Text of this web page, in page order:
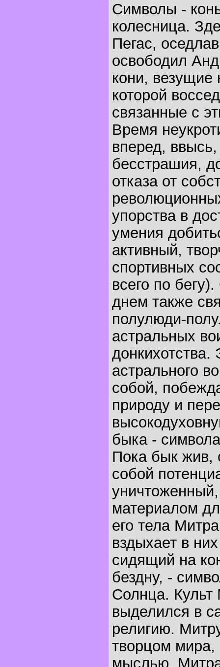
Символы -
колесница.
Пегас,
освободил
кони, везущие
которой
связанные с
Время
вперед,
бесстрашия,
отказа от
упорства в
умения
активный,
спортивных
всего по
днем также
полулюди-
астральных
астрального
собой,
природу и
быка -
Пока бык жив,
собой
материалом
его тела
вздыхает в
сидящий на
бездну, -
Солнца.
выделился в
религию.
творцом мира,
мыслью.